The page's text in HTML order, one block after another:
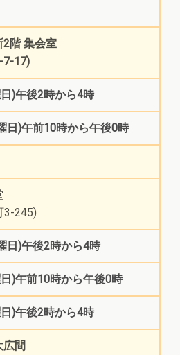
2階 集会室
7-17)
)午後2時から4時
日)午前10時から午後0時
3-245)
日)午後2時から4時
)午前10時から午後0時
)午後2時から4時
広間